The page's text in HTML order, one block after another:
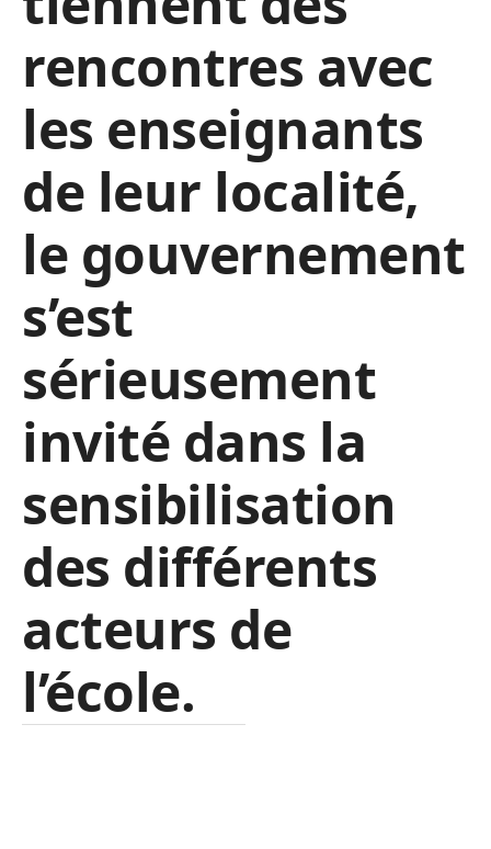
rencontres avec
les enseignants
de leur localité,
le gouvernement
s’est
sérieusement
invité dans la
sensibilisation
des différents
acteurs de
l’école.